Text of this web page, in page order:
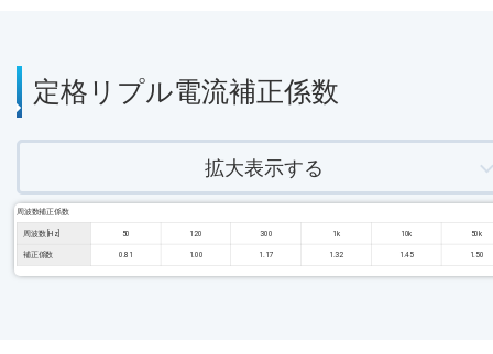
定格リプル電流補正係数
拡大表示する
周波数補正係数
周波数 [Hz] 50 120 300 1k 10k 50k
補正係数 0.81 1.00 1.17 1.32 1.45 1.50